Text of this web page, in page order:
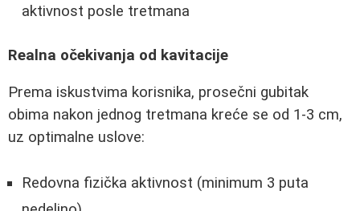
aktivnost posle tretmana
Realna očekivanja od kavitacije
Prema iskustvima korisnika, prosečni gubitak
obima nakon jednog tretmana kreće se od 1-3 cm,
uz optimalne uslove:
Redovna fizička aktivnost (minimum 3 puta